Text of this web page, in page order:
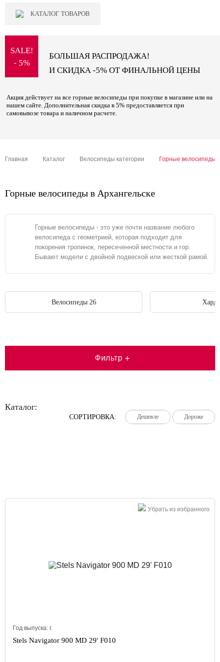
КАТАЛОГ ТОВАРОВ
SALE!
- 5%
БОЛЬШАЯ РАСПРОДАЖА!
И СКИДКА -5% ОТ ФИНАЛЬНОЙ ЦЕНЫ
Акция действует на все горные велосипеды при покупке в магазине или на
нашем сайте. Дополнительная скидка в 5% предоставляется при
самовывозе товара и наличном расчете.
Главная Каталог Велосипеды категории Горные велосипеды
Горные велосипеды в Архангельске
Горные велосипеды - это уже почти название любого
велосипеда с геометрией, которая подходит для
покорения тропинок, пересеченной местности и гор.
Бывают модели с двойной подвеской или жесткой рамой.
Велосипеды 26
Фильтр +
Каталог:
СОРТИРОВКА: Дешевле
Дешевле
Дешевле Дороже
Дороже
Дороже
Убрать из избранного
Год выпуска: г.
Stels Navigator 900 MD 29' F010